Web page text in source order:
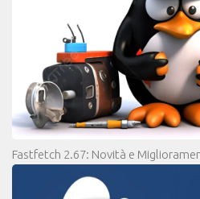
Fastfetch 2.67: Novità e